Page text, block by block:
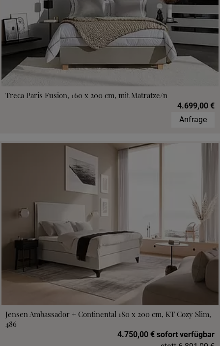
Treca Paris Fusion, 160 x 200 cm, mit Matratze/n
4.699,00 €
Anfrage
Jensen Ambassador + Continental 180 x 200 cm, KT Cozy Slim,
486
4.750,00 € sofort verfügbar